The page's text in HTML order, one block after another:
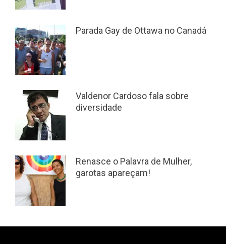
Parada Gay de Ottawa no Canadá
Valdenor Cardoso fala sobre
diversidade
Renasce o Palavra de Mulher,
garotas apareçam!